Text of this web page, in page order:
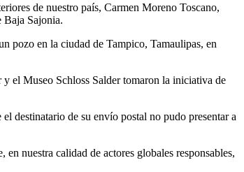
de nuestro país, Carmen Moreno Toscano,
Baja Sajonia.
pozo en la ciudad de Tampico, Tamaulipas, en
el Museo Schloss Salder tomaron la iniciativa de
destinatario de su envío postal no pudo presentar a
nuestra calidad de actores globales responsables,